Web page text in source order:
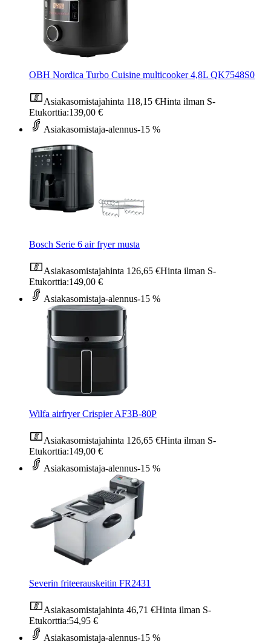
OBH Nordica Turbo Cuisine multicooker 4,8L QK7548S0
Asiakasomistajahinta 118,15 €Hinta ilman S-
Etukorttia:139,00 €
Asiakasomistaja-alennus-15 %
Bosch Serie 6 air fryer musta
Asiakasomistajahinta 126,65 €Hinta ilman S-
Etukorttia:149,00 €
Asiakasomistaja-alennus-15 %
Wilfa airfryer Crispier AF3B-80P
Asiakasomistajahinta 126,65 €Hinta ilman S-
Etukorttia:149,00 €
Asiakasomistaja-alennus-15 %
Severin friteerauskeitin FR2431
Asiakasomistajahinta 46,71 €Hinta ilman S-
Etukorttia:54,95 €
Asiakasomistaja-alennus-15 %